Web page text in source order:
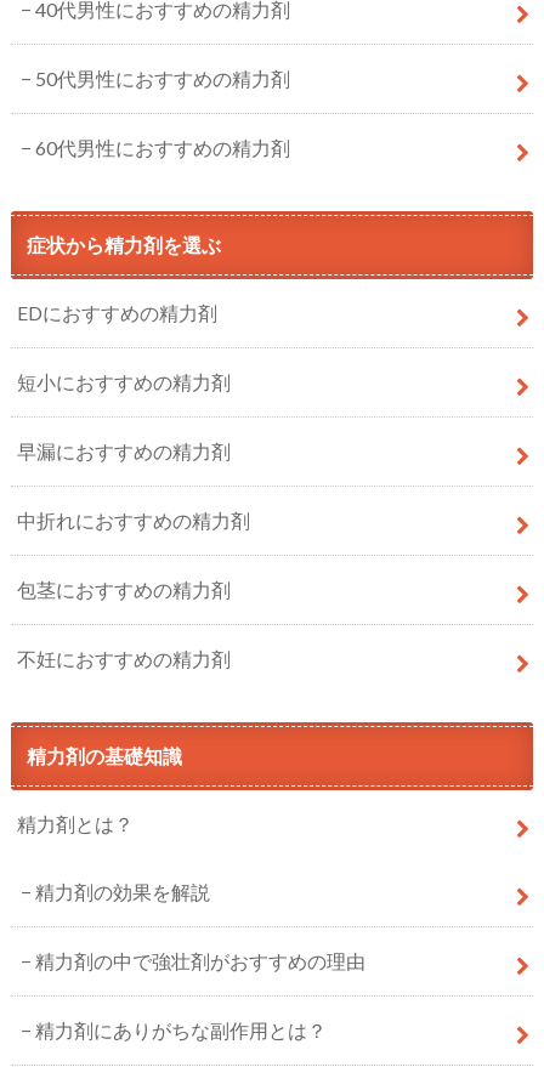
40代男性におすすめの精力剤
50代男性におすすめの精力剤
60代男性におすすめの精力剤
症状から精力剤を選ぶ
EDにおすすめの精力剤
短小におすすめの精力剤
早漏におすすめの精力剤
中折れにおすすめの精力剤
包茎におすすめの精力剤
不妊におすすめの精力剤
精力剤の基礎知識
精力剤とは？
精力剤の効果を解説
精力剤の中で強壮剤がおすすめの理由
精力剤にありがちな副作用とは？